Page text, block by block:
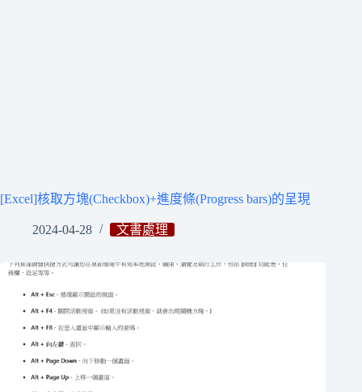
[Excel]核取方塊(Checkbox)+進度條(Progress bars)的呈現
2024-04-28 文書處理